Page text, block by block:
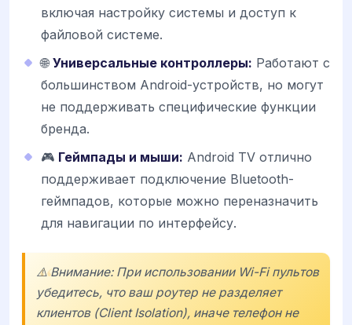
включая настройку системы и доступ к
файловой системе.
🌐 Универсальные контроллеры: Работают с
большинством Android-устройств, но могут
не поддерживать специфические функции
бренда.
🎮 Геймпады и мыши: Android TV отлично
поддерживает подключение Bluetooth-
геймпадов, которые можно переназначить
для навигации по интерфейсу.
⚠️ Внимание: При использовании Wi-Fi пультов
убедитесь, что ваш роутер не разделяет
клиентов (Client Isolation), иначе телефон не